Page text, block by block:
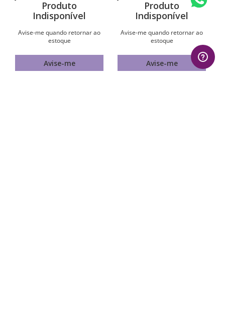
Produto
Indisponível
Avise-me quando retornar ao
estoque
Avise-me
Produto
Indisponível
Avise-me quando retornar ao
estoque
Avise-me